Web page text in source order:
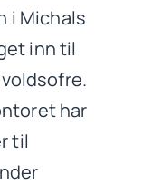
i Michals
inn til
har
til